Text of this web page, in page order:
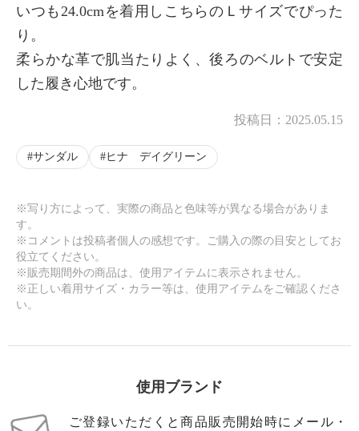
いつも24.0cmを着用しこちらのＬサイズでぴった
り。
柔らかな革で肌当たりよく、後ろのベルトで安定
した履き心地です。
投稿日： 2025.05.15
サンダル ヒナ デイグリーン
※写り方によって、実際の商品と色味等が異なる場合がありま
す。
※コメントは投稿者個人の感想です。ご購入の際の目安としてお
役立てください。
※販売期間外の商品は、使用アイテムに表示されません。
※正しい着用サイズ・カラー等は、使用アイテムをご確認くださ
い。
使用ブランド
ご登録いただくと商品販売開始時にメール・